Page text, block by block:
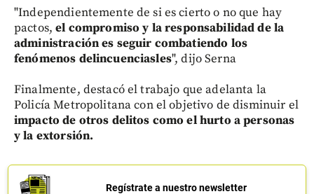
"Independientemente de si es cierto o no que hay
pactos,el compromiso y la responsabilidad de la
administración es seguir combatiendo los
fenómenos delincuenciasles", dijo Serna
Finalmente, destacó el trabajo que adelanta la
Policía Metropolitana con el objetivo de disminuir el
impacto de otros delitos como el hurto a personas
y la extorsión.
Regístrate a nuestro newsletter